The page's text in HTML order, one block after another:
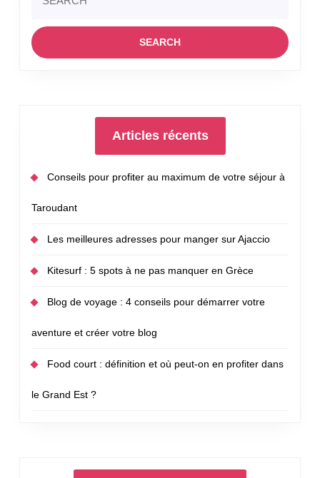
for:
Articles récents
Conseils pour profiter au maximum de votre séjour à
Taroudant
Les meilleures adresses pour manger sur Ajaccio
Kitesurf : 5 spots à ne pas manquer en Grèce
Blog de voyage : 4 conseils pour démarrer votre
aventure et créer votre blog
Food court : définition et où peut-on en profiter dans
le Grand Est ?